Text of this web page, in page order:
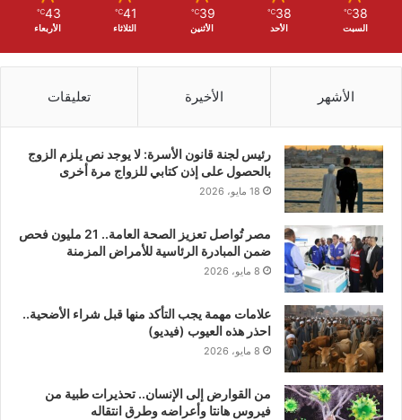
38
℃
السبت
38
℃
الأحد
39
℃
الأثنين
41
℃
الثلاثاء
43
℃
الأربعاء
الأشهر الأخيرة تعليقات
رئيس لجنة قانون الأسرة: لا يوجد نص يلزم الزوج
بالحصول على إذن كتابي للزواج مرة أخرى
18 مايو، 2026
مصر تُواصل تعزيز الصحة العامة.. 21 مليون فحص
ضمن المبادرة الرئاسية للأمراض المزمنة
8 مايو، 2026
علامات مهمة يجب التأكد منها قبل شراء الأضحية..
احذر هذه العيوب (فيديو)
8 مايو، 2026
من القوارض إلى الإنسان.. تحذيرات طبية من
فيروس هانتا وأعراضه وطرق انتقاله